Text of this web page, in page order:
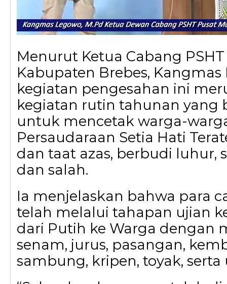
Menurut Ketua Cabang
Kabupaten Brebes, Kangmas
kegiatan pengesahan ini
kegiatan rutin tahunan yang
untuk mencetak warga-
Persaudaraan Setia Hati
dan taat azas, berbudi luhur,
dan salah.
Ia menjelaskan bahwa para
telah melalui tahapan ujian
dari Putih ke Warga dengan
senam, jurus, pasangan,
sambung, kripen, toyak, serta